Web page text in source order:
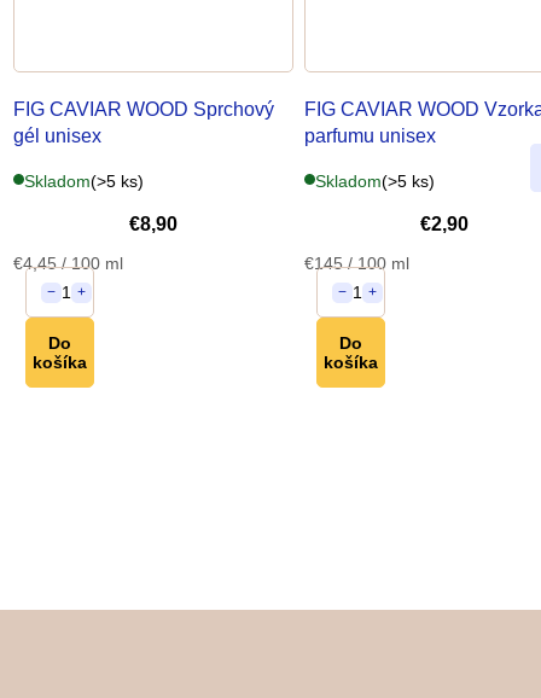
FIG CAVIAR WOOD Sprchový
gél unisex
Skladom(>5 ks)
€8,90
Jednotková
cena:
€4,45 / 100 ml
− 1 +
Do
košíka
FIG CAVIAR WOOD
parfumu unisex
Skladom(>5 ks)
€2,90
Jednotková
cena:
€145 / 100 ml
− 1 +
Do
košíka